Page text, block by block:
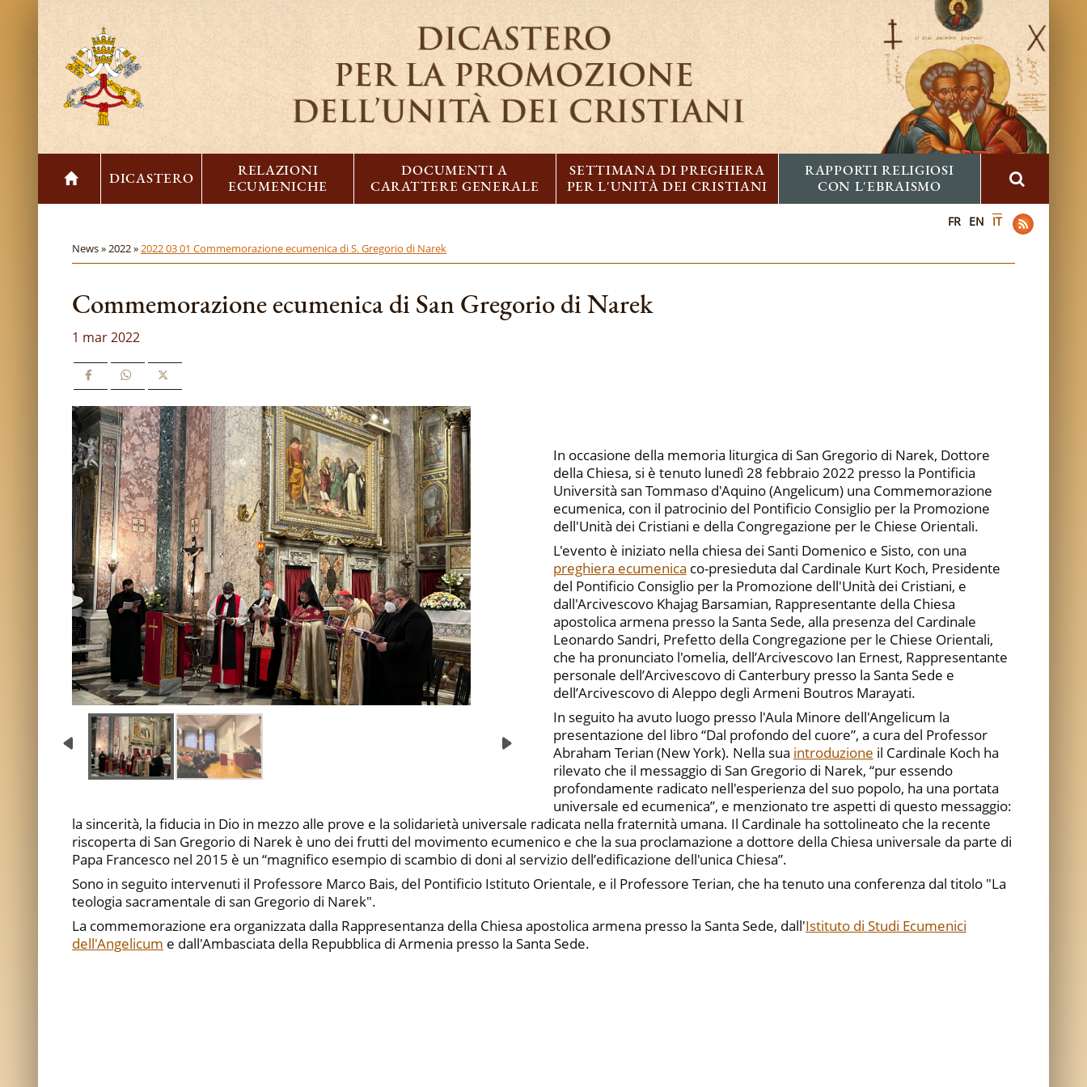
DICASTERO
RELAZIONI
ECUMENICHE
DOCUMENTI A
CARATTERE GENERALE
SETTIMANA DI PREGHIERA
PER L'UNITÀ DEI CRISTIANI
RAPPORTI RELIGIOSI
CON L'EBRAISMO
FR EN IT
News »2022 »2022 03 01 Commemorazione ecumenica di S. Gregorio di Narek
Commemorazione ecumenica di San Gregorio di Narek
1 mar 2022
In occasione della memoria liturgica di San Gregorio di Narek, Dottore
della Chiesa, si è tenuto lunedì 28 febbraio 2022 presso la Pontificia
Università san Tommaso d'Aquino (Angelicum) una Commemorazione
ecumenica, con il patrocinio del Pontificio Consiglio per la Promozione
dell'Unità dei Cristiani e della Congregazione per le Chiese Orientali.
L'evento è iniziato nella chiesa dei Santi Domenico e Sisto, con una
preghiera ecumenica co-presieduta dal Cardinale Kurt Koch, Presidente
del Pontificio Consiglio per la Promozione dell'Unità dei Cristiani, e
dall'Arcivescovo Khajag Barsamian, Rappresentante della Chiesa
apostolica armena presso la Santa Sede, alla presenza del Cardinale
Leonardo Sandri, Prefetto della Congregazione per le Chiese Orientali,
che ha pronunciato l'omelia, dell’Arcivescovo Ian Ernest, Rappresentante
personale dell’Arcivescovo di Canterbury presso la Santa Sede e
dell’Arcivescovo di Aleppo degli Armeni Boutros Marayati.
In seguito ha avuto luogo presso l'Aula Minore dell'Angelicum la
presentazione del libro “Dal profondo del cuore”, a cura del Professor
Abraham Terian (New York). Nella sua introduzione il Cardinale Koch ha
rilevato che il messaggio di San Gregorio di Narek, “pur essendo
profondamente radicato nell'esperienza del suo popolo, ha una portata
universale ed ecumenica”, e menzionato tre aspetti di questo messaggio:
la sincerità, la fiducia in Dio in mezzo alle prove e la solidarietà universale radicata nella fraternità umana. Il Cardinale ha sottolineato che la recente
riscoperta di San Gregorio di Narek è uno dei frutti del movimento ecumenico e che la sua proclamazione a dottore della Chiesa universale da parte di
Papa Francesco nel 2015 è un “magnifico esempio di scambio di doni al servizio dell’edificazione dell'unica Chiesa”.
Sono in seguito intervenuti il Professore Marco Bais, del Pontificio Istituto Orientale, e il Professore Terian, che ha tenuto una conferenza dal titolo "La
teologia sacramentale di san Gregorio di Narek".
La commemorazione era organizzata dalla Rappresentanza della Chiesa apostolica armena presso la Santa Sede, dall'Istituto di Studi Ecumenici
dell'Angelicum e dall'Ambasciata della Repubblica di Armenia presso la Santa Sede.